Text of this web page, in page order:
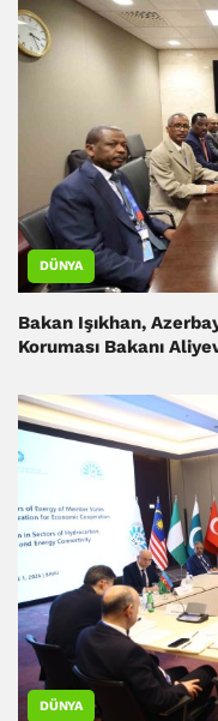
DÜNYA
Bakan Işıkhan,
Koruması Bakanı
DÜNYA